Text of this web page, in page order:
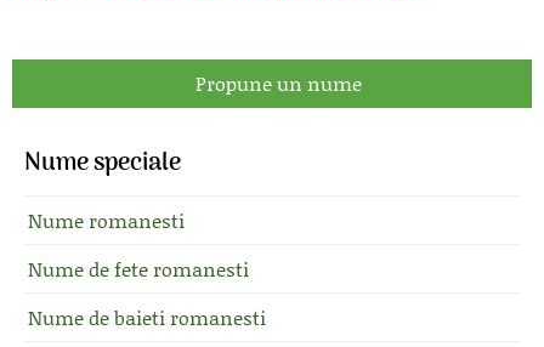
Propune un nume
Nume speciale
Nume romanesti
Nume de fete romanesti
Nume de baieti romanesti